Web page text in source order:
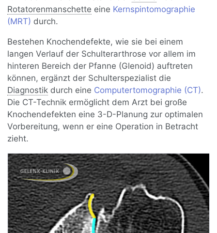
Rotatorenmanschette eine Kernspintomographie
(MRT) durch.
Bestehen Knochendefekte, wie sie bei einem
langen Verlauf der Schulterarthrose vor allem im
hinteren Bereich der Pfanne (Glenoid) auftreten
können, ergänzt der Schulterspezialist die
Diagnostik durch eine Computertomographie (CT).
Die CT-Technik ermöglicht dem Arzt bei große
Knochendefekten eine 3-D-Planung zur optimalen
Vorbereitung, wenn er eine Operation in Betracht
zieht.